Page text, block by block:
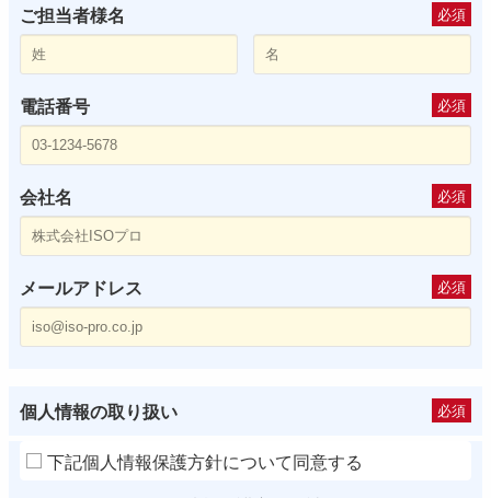
ご担当者様名 必須
電話番号 必須
会社名 必須
メールアドレス 必須
個人情報の取り扱い 必須
下記個人情報保護方針について同意する